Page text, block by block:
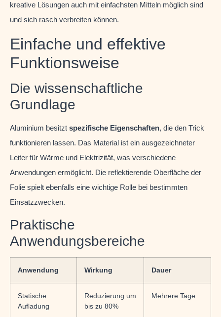
kreative Lösungen auch mit einfachsten Mitteln möglich sind
und sich rasch verbreiten können.
Einfache und effektive
Funktionsweise
Die wissenschaftliche
Grundlage
Aluminium besitzt spezifische Eigenschaften, die den Trick
funktionieren lassen. Das Material ist ein ausgezeichneter
Leiter für Wärme und Elektrizität, was verschiedene
Anwendungen ermöglicht. Die reflektierende Oberfläche der
Folie spielt ebenfalls eine wichtige Rolle bei bestimmten
Einsatzzwecken.
Praktische
Anwendungsbereiche
Anwendung Wirkung Dauer
Statische
Aufladung
Reduzierung um
bis zu 80%
Mehrere Tage